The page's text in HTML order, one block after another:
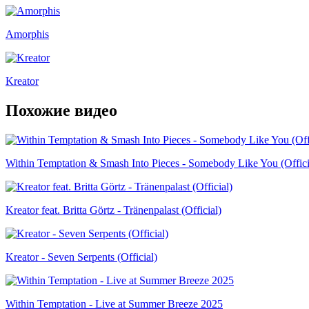
Amorphis
Kreator
Похожие видео
Within Temptation & Smash Into Pieces - Somebody Like You
Kreator feat. Britta Görtz - Tränenpalast (Official)
Kreator - Seven Serpents (Official)
Within Temptation - Live at Summer Breeze 2025